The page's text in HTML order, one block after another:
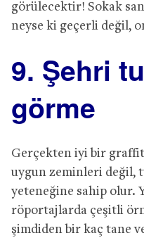
görülecektir! Sokak
neyse ki geçerli değil,
9. Şehri
görme
Gerçekten iyi bir graffiti
uygun zeminleri değil,
yeteneğine sahip olur.
röportajlarda çeşitli
şimdiden bir kaç tane